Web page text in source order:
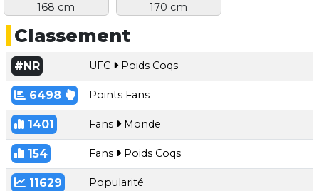
168 cm
170 cm
Classement
#NR UFC Poids Coqs
6498 Points Fans
1401 Fans Monde
154 Fans Poids Coqs
11629 Popularité